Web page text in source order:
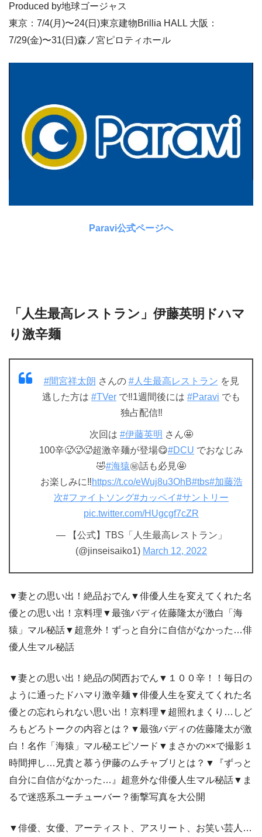
Produced by地球ゴージャス
東京：7/4(月)〜24(日)東京建物Brillia HALL 大阪：
7/29(金)〜31(日)森ノ宮ピロティホール
Paravi公式ページへ
「人生最高レストラン」伊藤英明ドハマ
り激辛麺
#間宮祥太朗 さんの #人生最高レストラン を見
逃した方は #TVer で‼️1週間後には #Paravi でも
独占配信‼️
次回は #伊藤英明 さん🤩
100辛🥵🥵🥵超激辛麺が登場😋#DCU でおなじみ
🤣#海猿㊙️話も必見🤩
お楽しみに‼️https://t.co/eWuj8u3OhB#tbs#加藤浩
次#ファイトソング#カッペイ#サントリー
pic.twitter.com/HUgcgf7cZR
— 【公式】TBS「人生最高レストラン」
(@jinseisaiko1) March 12, 2022
▼妻との思い出！絶品おでん▼俳優人生を変えてくれた名
優との思い出！京料理▼最強バディ佐藤隆太が激白「海
猿」マル秘話▼超意外！ずっと自分に自信がなかった…俳
優人生マル秘話
▼妻との思い出！絶品の関西おでん▼１００辛！！毎日の
ように通ったドハマり激辛麺▼俳優人生を変えてくれた名
優との忘れられない思い出！京料理▼超照れまくり…しど
ろもどろトークの内容とは？▼最強バディの佐藤隆太が激
白！名作「海猿」マル秘エピソード▼まさかの××で撮影１
時間押し…兄貴と慕う伊藤のムチャブリとは？▼『ずっと
自分に自信がなかった…』超意外な俳優人生マル秘話▼ま
るで迷惑系ユーチューバー？衝撃写真を大公開
▼俳優、女優、アーティスト、アスリート、お笑い芸人…